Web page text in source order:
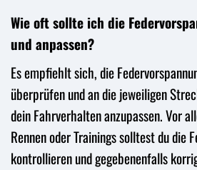
Wie oft sollte ich die
und anpassen?
Es empfiehlt sich, die
überprüfen und an die jeweiligen
dein Fahrverhalten anzupassen. Vor
Rennen oder Trainings solltest du die
kontrollieren und gegebenenfalls